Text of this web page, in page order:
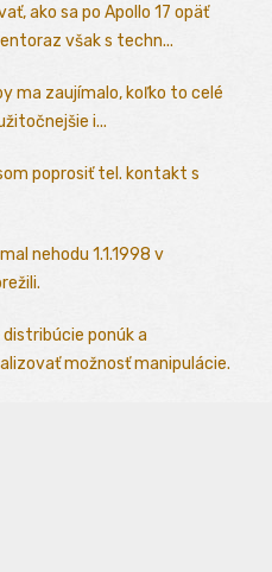
ako sa po Apollo 17 opäť
však s techn...
ma zaujímalo, koľko to celé
i...
poprosiť tel. kontakt s
nehodu 1.1.1998 v
ponúk a
možnosť manipulácie.